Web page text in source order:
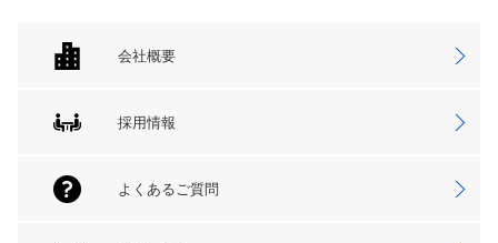
会社概要
採用情報
よくあるご質問